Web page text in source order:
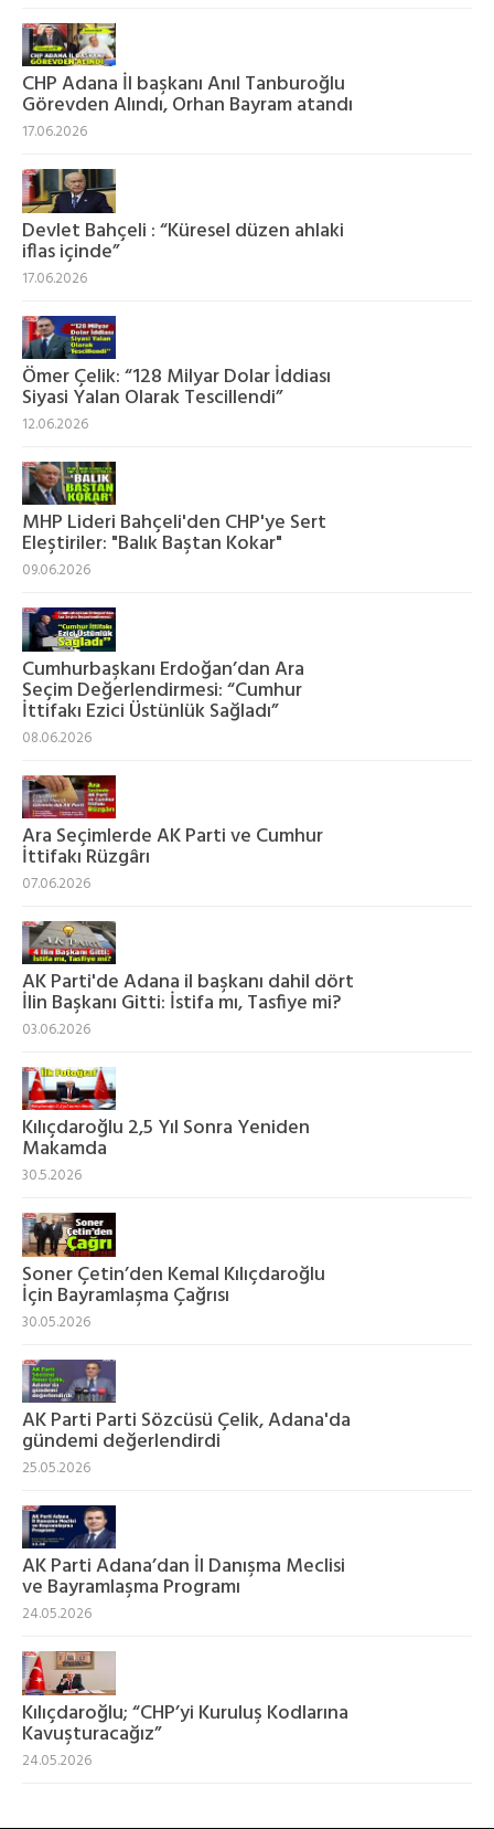
CHP Adana İl başkanı Anıl Tanburoğlu
Görevden Alındı, Orhan Bayram atandı
17.06.2026
Devlet Bahçeli : “Küresel düzen ahlaki
iflas içinde”
17.06.2026
Ömer Çelik: “128 Milyar Dolar İddiası
Siyasi Yalan Olarak Tescillendi”
12.06.2026
MHP Lideri Bahçeli'den CHP'ye Sert
Eleştiriler: "Balık Baştan Kokar"
09.06.2026
Cumhurbaşkanı Erdoğan’dan Ara
Seçim Değerlendirmesi: “Cumhur
İttifakı Ezici Üstünlük Sağladı”
08.06.2026
Ara Seçimlerde AK Parti ve Cumhur
İttifakı Rüzgârı
07.06.2026
AK Parti'de Adana il başkanı dahil dört
İlin Başkanı Gitti: İstifa mı, Tasfiye mi?
03.06.2026
Kılıçdaroğlu 2,5 Yıl Sonra Yeniden
Makamda
30.5.2026
Soner Çetin’den Kemal Kılıçdaroğlu
İçin Bayramlaşma Çağrısı
30.05.2026
AK Parti Parti Sözcüsü Çelik, Adana'da
gündemi değerlendirdi
25.05.2026
AK Parti Adana’dan İl Danışma Meclisi
ve Bayramlaşma Programı
24.05.2026
Kılıçdaroğlu; “CHP’yi Kuruluş Kodlarına
Kavuşturacağız”
24.05.2026